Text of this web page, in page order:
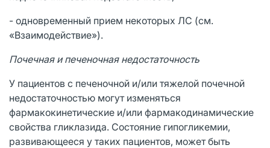
- одновременный прием некоторых ЛС (см.
«Взаимодействие»).
Почечная и печеночная недостаточность
У пациентов с печеночной и/или тяжелой почечной
недостаточностью могут изменяться
фармакокинетические и/или фармакодинамические
свойства гликлазида. Состояние гипогликемии,
развивающееся у таких пациентов, может быть